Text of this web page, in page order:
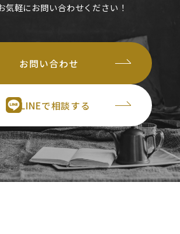
気軽にお問い合わせください！
お問い合わせ
LINEで相談する